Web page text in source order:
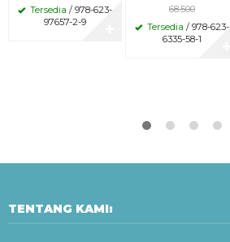
Tersedia / 978-623-
97657-2-9
68.500
Tersedia / 978-623-
6335-58-1
TENTANG KAMI: